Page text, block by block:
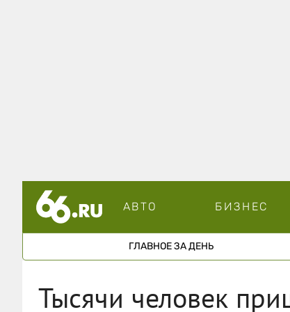
АВТО БИЗНЕС
ГЛАВНОЕ ЗА ДЕНЬ
Тысячи человек